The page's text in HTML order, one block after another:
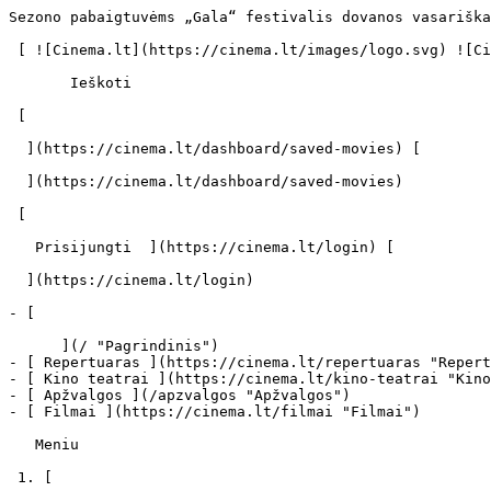
Sezono pabaigtuvėms „Gala“ festivalis dovanos vasariškai „išprotėjusių“ juostų rinkinį - cinema.lt                            Ieškoti     

 [ ![Cinema.lt](https://cinema.lt/images/logo.svg) ![Cinema.lt](https://cinema.lt/images/favicon.svg) ](https://cinema.lt "Cinema.lt")

       Ieškoti     

 [  

  ](https://cinema.lt/dashboard/saved-movies) [  

  ](https://cinema.lt/dashboard/saved-movies)

 [  

   Prisijungti  ](https://cinema.lt/login) [  

  ](https://cinema.lt/login) 

- [  

      ](/ "Pagrindinis")
- [ Repertuaras ](https://cinema.lt/repertuaras "Repertuaras")
- [ Kino teatrai ](https://cinema.lt/kino-teatrai "Kino teatrai")
- [ Apžvalgos ](/apzvalgos "Apžvalgos")
- [ Filmai ](https://cinema.lt/filmai "Filmai")

   Meniu   

 1. [ 

      cinema.lt  ](/)
2. [  Naujienos  ](https://cinema.lt/naujienos)
3. Sezono pabaigtuvėms „Gala“ festivalis dovanos vasariškai „išprotėjusių“ juostų rinkinį

Sezono pabaigtuvėms „Gala“ festivalis dovanos vasariškai „išprotėjusių“ juostų rinkinį
======================================================================================

Trys rytietiško kino perlai, originali prancūziško komikso ekranizacija bei juodo humoro kupina amerikiečių komedija – tokį margą rinkinį karštų vasariškų juostų žiūrovams dovanoja nekomercinis kino festivalis „Gala“, šį mėnesį baigiantis antrąjį savo sezoną.

Birželio 5-11 dienomis „Gala” festivalis pakvies Vilniaus, Kauno ir Panevėžio kino gurmanus paskutiniesiems šį sezoną seansams kino teatruose, kuriuose parodys penkis filmus iš Honkongo, Japonijos, Palestinos, Prancūzijos ir JAV.

„Vasarą ir atostogas pasitinkame su gera nuotaika ir optimizmu – sezonas buvo turtingas filmais. Giedri įspūdžiai atsispindi ir šio mėnesio juostose, kuriose bus humoro, įspūdingų vaizdų ir romantiškų jausmų“, – sako „Gala“ festivalio direktorius Vaidas Stackevičius.

Pasak jo, daugelis birželio repertuaro filmų alsuoja vasaros kvaituliu: čia žiūrovai ras nepiktybiškai kuoktelėjusių personažų – nuo žavių didvyrių ir keistų policininkų iki eilinių žmonių, susiduriančių su neeilinėmis problemomis, kurios sprendžiamos originaliais būdais.

Vienas įdomiausių „Gala“ rinkinio filmų – kriminalinis trileris „Išprotėjęs detektyvas“ – nuvalkiotą detektyvo žanrą nušviečia naujoje šviesoje. Situacijos ir personažai čia gyvesni, šmaikštesni ir originalesni nei Holivudo ekranuose. Dviejų talentingų Honkongo režisierių darbas, kritikų teigimu, iškelia žanro kartelę į aukštumas.

Pagrindinis filmo herojus – senas šizofreniško būdo policininkas, besinaudojantis gebėjimu kiaurai permatyti žmogaus dvasią. Pensininko ramybę sugriauna jaunas kolega ir įsuka jį į keistų nutikimų ir poelgių virtinę, kurioje susimaišo realybė ir iliuzijos. Nors juosta kupina kriminalinio veiksmo, joje pilna komiškumo, šmaikščių situacijų ir dialogų. „Išprotėjęs detektyvas“ su ovacijomis buvo sutiktas Venecijoje, Honkongo kino festivaliuose, Azijos kino apdovanojimuose.

Subtilia ramybe ir kartu žmogiškais skauduliais dvelkia netikėtas Palestinos, Tuniso ir Olandijos kino projektas „Lailos gimtadienis“. Tai nepretenzingas, bet itin jautrus ir subtilus pasakojimas apie eilinius žmones, jų gyvenimą, kasdienius potyrius karo bei konfliktų nuolat siaubiamoje Palestinoje. Filme vaizduojama viena buvusio teisėjo, priversto tapti taksistu, darbo diena – ji chaotiška ir kupina įvykių, trukdančių pasirūpinti dovanomis dukrai septintojo jos gimtadienio proga.

Nors „Lailos gimtadienis“ kalba apie skaudžias temas, filme nėra moralizavimo ar išankstinių nusistatymų, čia vaizduojamose situacijose yra ir nemažai komiškų momentų. Juosta šiemetiniame Irano Fajr kino festivalyje laimėjo garbingą Mustafa Akkad prizą, buvo rodoma Toronto, Sen Sebastijano, Tokijo, Londono ir kituose festivaliuose.

Tiems, kurie mėgsta mistiką, vaiduoklius ir šiurpesnius įspūdžius, „Gala” pateikė žymaus japonų režisieriaus Hideo Nakata, išgarsėjusio kultine trilogija „Skambutis“, naują juostą